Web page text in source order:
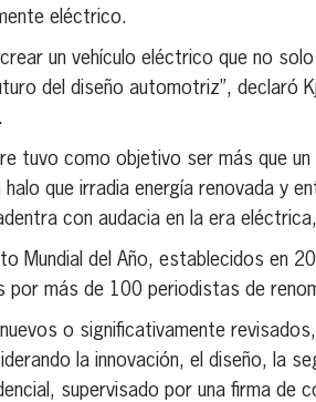
eléctrico.
un vehículo eléctrico que no
del diseño automotriz”, declaró
tuvo como objetivo ser más que
que irradia energía renovada y
con audacia en la era
Mundial del Año, establecidos en
por más de 100 periodistas de
nuevos o significativamente
la innovación, el diseño, la
supervisado por una firma de